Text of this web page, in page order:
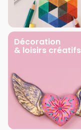
Décoration
& loisirs créatifs